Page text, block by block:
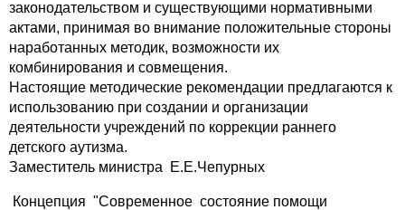
законодательством и существующими нормативными
актами, принимая во внимание положительные стороны
наработанных методик, возможности их
комбинирования и совмещения.
Настоящие методические рекомендации предлагаются к
использованию при создании и организации
деятельности учреждений по коррекции раннего
детского аутизма.
Заместитель министра Е.Е.Чепурных
Концепция "Современное состояние помощи